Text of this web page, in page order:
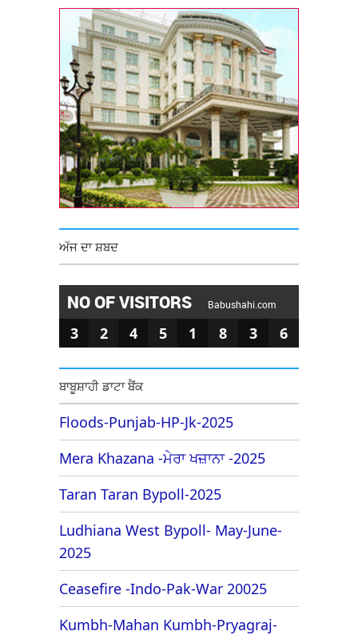
ਅੱਜ ਦਾ ਸ਼ਬਦ
NO OF VISITORS Babushahi.com
3 2 4 5 1 8 3 6
ਬਾਬੂਸ਼ਾਹੀ ਡਾਟਾ ਬੈਂਕ
Floods-Punjab-HP-Jk-2025
Mera Khazana -ਮੇਰਾ ਖਜ਼ਾਨਾ -2025
Taran Taran Bypoll-2025
Ludhiana West Bypoll- May-June-
2025
Ceasefire -Indo-Pak-War 20025
Kumbh-Mahan Kumbh-Pryagraj-